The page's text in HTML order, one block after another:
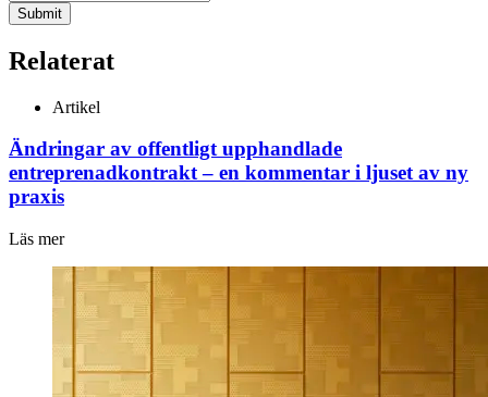
Submit
Relaterat
Artikel
Ändringar av offentligt upphandlade
entreprenadkontrakt – en kommentar i ljuset av ny
praxis
Läs mer